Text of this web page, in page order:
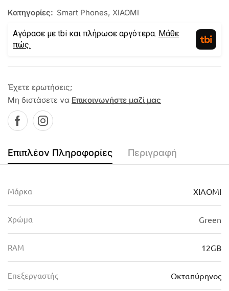
Κατηγορίες: Smart Phones, XIAOMI
Αγόρασε με tbi και πλήρωσε αργότερα. Μάθε
πώς.
Έχετε ερωτήσεις;
Μη διστάσετε να Επικοινωνήστε μαζί μας
Επιπλέον Πληροφορίες Περιγραφή
Μάρκα XIAOMI
Χρώμα Green
RAM 12GB
Επεξεργαστής Οκταπύρηνος